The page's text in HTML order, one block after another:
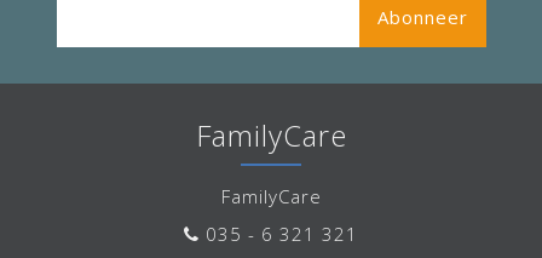
Abonneer
FamilyCare
FamilyCare
035 - 6 321 321